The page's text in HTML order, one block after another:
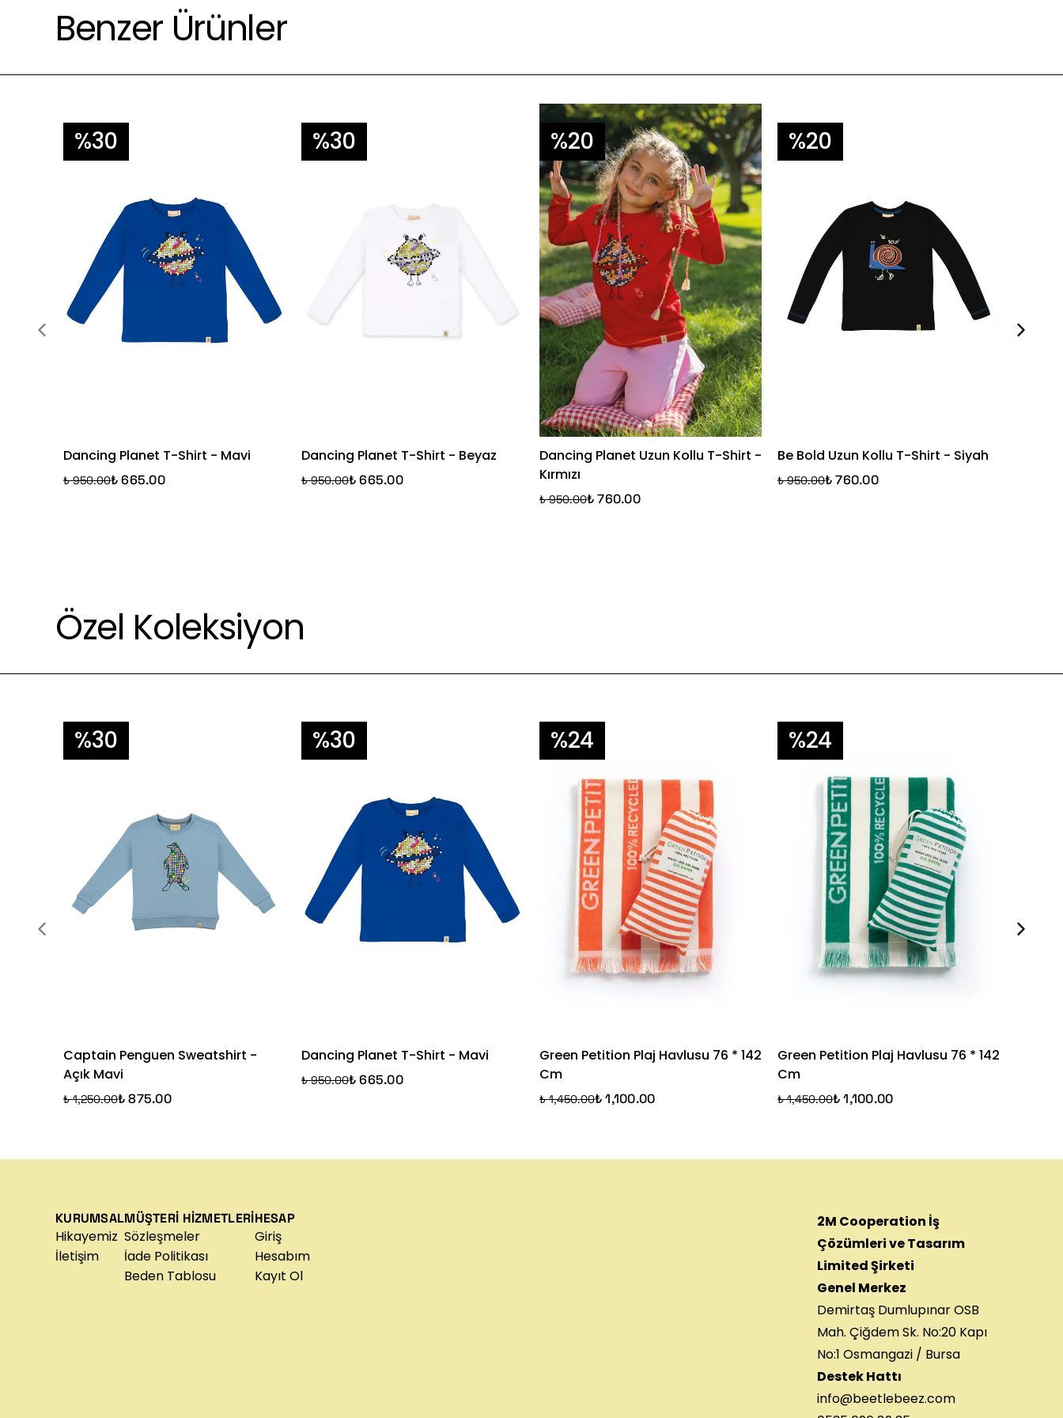
Benzer Ürünler
%30
Dancing Planet T-Shirt - Mavi
₺ 950.00₺ 665.00
%30
Dancing Planet T-Shirt - Beyaz
₺ 950.00₺ 665.00
%20
Dancing Planet Uzun Kollu T-Shirt -
Kırmızı
₺ 950.00₺ 760.00
%20
Be Bold Uzun Kollu T-Shirt - Siyah
₺ 950.00₺ 760.00
Özel Koleksiyon
%30
Captain Penguen Sweatshirt -
Açık Mavi
₺ 1,250.00₺ 875.00
%30
Dancing Planet T-Shirt - Mavi
₺ 950.00₺ 665.00
%24
Green Petition Plaj Havlusu 76 * 142
Cm
₺ 1,450.00₺ 1,100.00
%24
Green Petition Plaj Havlusu 76 * 142
Cm
₺ 1,450.00₺ 1,100.00
KURUMSAL
Hikayemiz
İletişim
MÜŞTERİ HİZMETLERİ
Sözleşmeler
İade Politikası
Beden Tablosu
HESAP
Giriş
Hesabım
Kayıt Ol
2M Cooperation İş
Çözümleri ve Tasarım
Limited Şirketi
Genel Merkez
Demirtaş Dumlupınar OSB
Mah. Çiğdem Sk. No:20 Kapı
No:1 Osmangazi / Bursa
Destek Hattı
info@beetlebeez.com